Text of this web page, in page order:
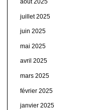
août 2025
juillet 2025
juin 2025
mai 2025
avril 2025
mars 2025
février 2025
janvier 2025